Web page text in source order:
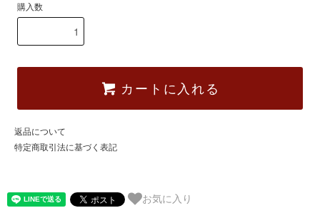
購入数
カートに入れる
返品について
特定商取引法に基づく表記
お気に入り